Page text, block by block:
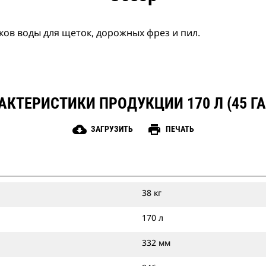
воды для щеток, дорожных фрез и пил.
ПРОДУКЦИИ 170 Л (45
cloud_download ЗАГРУЗИТЬ print ПЕЧАТЬ
38 кг
170 л
332 мм